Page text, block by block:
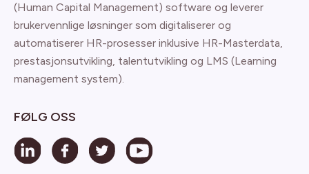
(Human Capital Management) software og leverer
brukervennlige løsninger som digitaliserer og
automatiserer HR-prosesser inklusive HR-Masterdata,
prestasjonsutvikling, talentutvikling og LMS (Learning
management system).
FØLG OSS